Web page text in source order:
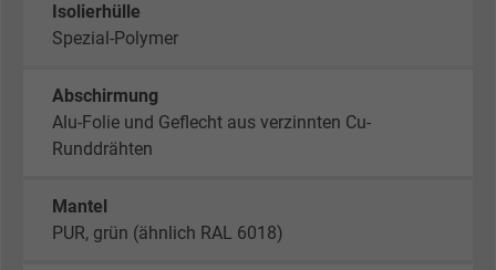
Isolierhülle
Spezial-Polymer
Abschirmung
Alu-Folie und Geflecht aus verzinnten Cu-
Runddrähten
Mantel
PUR, grün (ähnlich RAL 6018)